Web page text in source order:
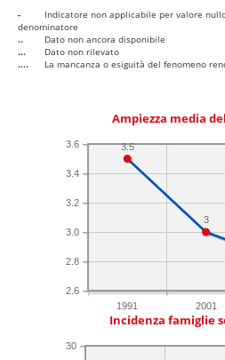
-
Indicatore non applicabile per valore
denominatore
..
Dato non ancora disponibile
...
Dato non rilevato
....
La mancanza o esiguità del fenomeno
Ampiezza media
1991 2001
2.6
2.8
3.0
3.2
3.4
3.6
3
3.5
Incidenza famiglie
30